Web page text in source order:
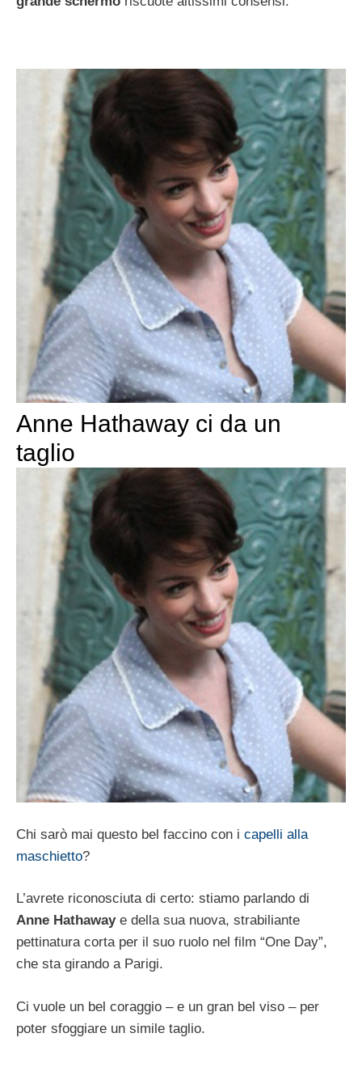
Anne Hathaway ci da un
taglio
Chi sarò mai questo bel faccino con i capelli alla
maschietto?
L’avrete riconosciuta di certo: stiamo parlando di
Anne Hathawaye della sua nuova, strabiliante
pettinatura corta per il suo ruolo nel film “One Day”,
che sta girando a Parigi.
Ci vuole un bel coraggio – e un gran bel viso – per
poter sfoggiare un simile taglio.